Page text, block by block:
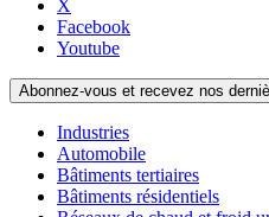
X
Facebook
Youtube
Abonnez-vous et recevez nos
Industries
Automobile
Bâtiments tertiaires
Bâtiments résidentiels